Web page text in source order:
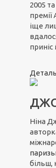
2005
премії
іще
Ніна
більш,